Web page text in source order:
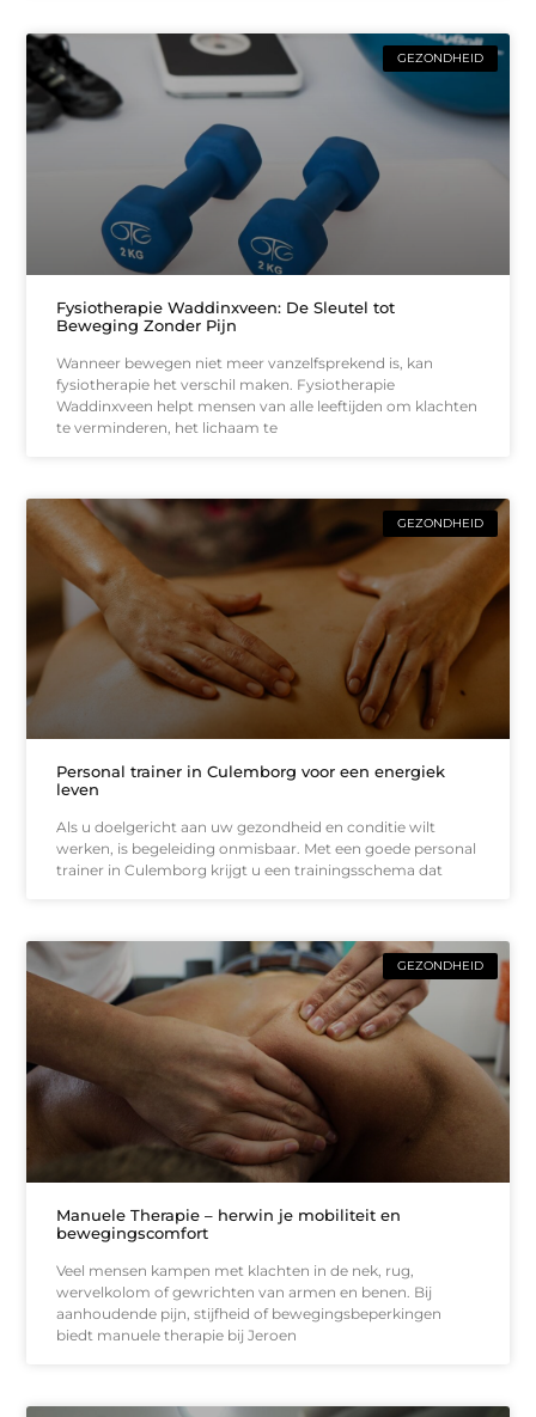
GEZONDHEID
Fysiotherapie Waddinxveen: De Sleutel tot
Beweging Zonder Pijn
Wanneer bewegen niet meer vanzelfsprekend is, kan
fysiotherapie het verschil maken. Fysiotherapie
Waddinxveen helpt mensen van alle leeftijden om klachten
te verminderen, het lichaam te
GEZONDHEID
Personal trainer in Culemborg voor een energiek
leven
Als u doelgericht aan uw gezondheid en conditie wilt
werken, is begeleiding onmisbaar. Met een goede personal
trainer in Culemborg krijgt u een trainingsschema dat
GEZONDHEID
Manuele Therapie – herwin je mobiliteit en
bewegingscomfort
Veel mensen kampen met klachten in de nek, rug,
wervelkolom of gewrichten van armen en benen. Bij
aanhoudende pijn, stijfheid of bewegingsbeperkingen
biedt manuele therapie bij Jeroen